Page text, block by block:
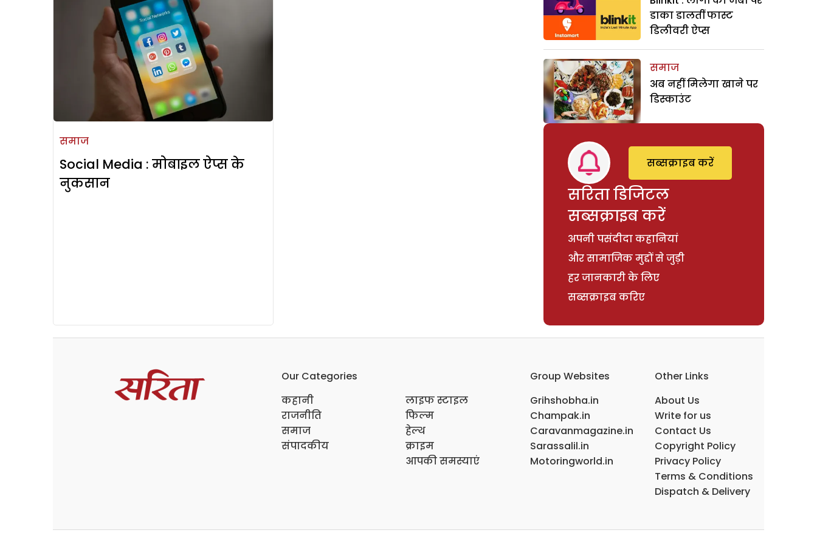
समाज
Social Media : मोबाइल ऐप्स के
नुकसान
डाका डालतीं फास्ट
डिलीवरी ऐप्स
समाज
अब नहीं मिलेगा खाने पर
डिस्काउंट
सरिता डिजिटल
सब्सक्राइब करें
अपनी पसंदीदा कहानियां
और सामाजिक मुद्दों से जुड़ी
हर जानकारी के लिए
सब्सक्राइब करिए
सब्सक्राइब करें
Our Categories
कहानी
राजनीति
समाज
संपादकीय
लाइफ स्टाइल
फिल्म
हेल्थ
क्राइम
आपकी समस्याएं
Group Websites
Grihshobha.in
Champak.in
Caravanmagazine.in
Sarassalil.in
Motoringworld.in
Other Links
About Us
Write for us
Contact Us
Copyright Policy
Privacy Policy
Terms & Conditions
Dispatch & Delivery